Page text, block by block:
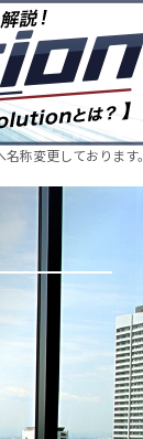
4名の
らせ
グル
称変更しております。